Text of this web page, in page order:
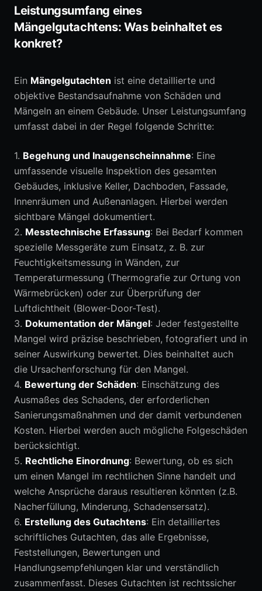
Leistungsumfang eines
Mängelgutachtens: Was beinhaltet es
konkret?
Ein Mängelgutachten ist eine detaillierte und
objektive Bestandsaufnahme von Schäden und
Mängeln an einem Gebäude. Unser Leistungsumfang
umfasst dabei in der Regel folgende Schritte:
1. Begehung und Inaugenscheinnahme: Eine
umfassende visuelle Inspektion des gesamten
Gebäudes, inklusive Keller, Dachboden, Fassade,
Innenräumen und Außenanlagen. Hierbei werden
sichtbare Mängel dokumentiert.
2. Messtechnische Erfassung: Bei Bedarf kommen
spezielle Messgeräte zum Einsatz, z. B. zur
Feuchtigkeitsmessung in Wänden, zur
Temperaturmessung (Thermografie zur Ortung von
Wärmebrücken) oder zur Überprüfung der
Luftdichtheit (Blower-Door-Test).
3. Dokumentation der Mängel: Jeder festgestellte
Mangel wird präzise beschrieben, fotografiert und in
seiner Auswirkung bewertet. Dies beinhaltet auch
die Ursachenforschung für den Mangel.
4. Bewertung der Schäden: Einschätzung des
Ausmaßes des Schadens, der erforderlichen
Sanierungsmaßnahmen und der damit verbundenen
Kosten. Hierbei werden auch mögliche Folgeschäden
berücksichtigt.
5. Rechtliche Einordnung: Bewertung, ob es sich
um einen Mangel im rechtlichen Sinne handelt und
welche Ansprüche daraus resultieren könnten (z.B.
Nacherfüllung, Minderung, Schadensersatz).
6. Erstellung des Gutachtens: Ein detailliertes
schriftliches Gutachten, das alle Ergebnisse,
Feststellungen, Bewertungen und
Handlungsempfehlungen klar und verständlich
zusammenfasst. Dieses Gutachten ist rechtssicher